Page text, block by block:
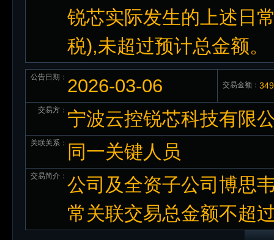
锐芯实际发生的上述日
税),未超过预计总金额。
公告日期： 2026-03-06 交易金额：
交易方： 宁波云控锐芯科技有限
关联关系： 同一关键人员
交易简介： 公司及全资子公司博思
常关联交易总金额不超